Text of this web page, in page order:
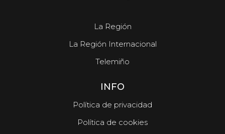
La Región
La Región Internacional
Telemiño
INFO
Política de privacidad
Política de cookies